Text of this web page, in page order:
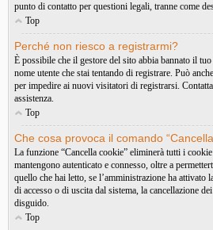
punto di contatto per questioni legali, tranne come
Top
Perché non riesco a registrarmi?
È possibile che il gestore del sito abbia bannato il
nome utente che stai tentando di registrare. Può
per impedire ai nuovi visitatori di registrarsi.
assistenza.
Top
Che cosa provoca il comando
La funzione “Cancella cookie” eliminerà tutti i
mantengono autenticato e connesso, oltre a
quello che hai letto, se l’amministrazione ha attivato
di accesso o di uscita dal sistema, la cancellazione
disguido.
Top